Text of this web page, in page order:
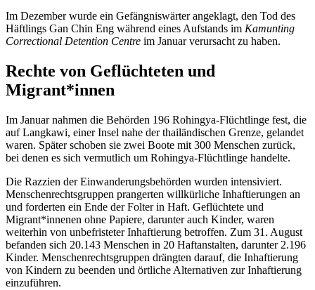
Im Dezember wurde ein Gefängniswärter angeklagt, den Tod des
Häftlings Gan Chin Eng während eines Aufstands im Kamunting
Correctional Detention Centre im Januar verursacht zu haben.
Rechte von Geflüchteten und
Migrant*innen
Im Januar nahmen die Behörden 196 Rohingya-Flüchtlinge fest, die
auf Langkawi, einer Insel nahe der thailändischen Grenze, gelandet
waren. Später schoben sie zwei Boote mit 300 Menschen zurück,
bei denen es sich vermutlich um Rohingya-Flüchtlinge handelte.
Die Razzien der Einwanderungsbehörden wurden intensiviert.
Menschenrechtsgruppen prangerten willkürliche Inhaftierungen an
und forderten ein Ende der Folter in Haft. Geflüchtete und
Migrant*innenen ohne Papiere, darunter auch Kinder, waren
weiterhin von unbefristeter Inhaftierung betroffen. Zum 31. August
befanden sich 20.143 Menschen in 20 Haftanstalten, darunter 2.196
Kinder. Menschenrechtsgruppen drängten darauf, die Inhaftierung
von Kindern zu beenden und örtliche Alternativen zur Inhaftierung
einzuführen.